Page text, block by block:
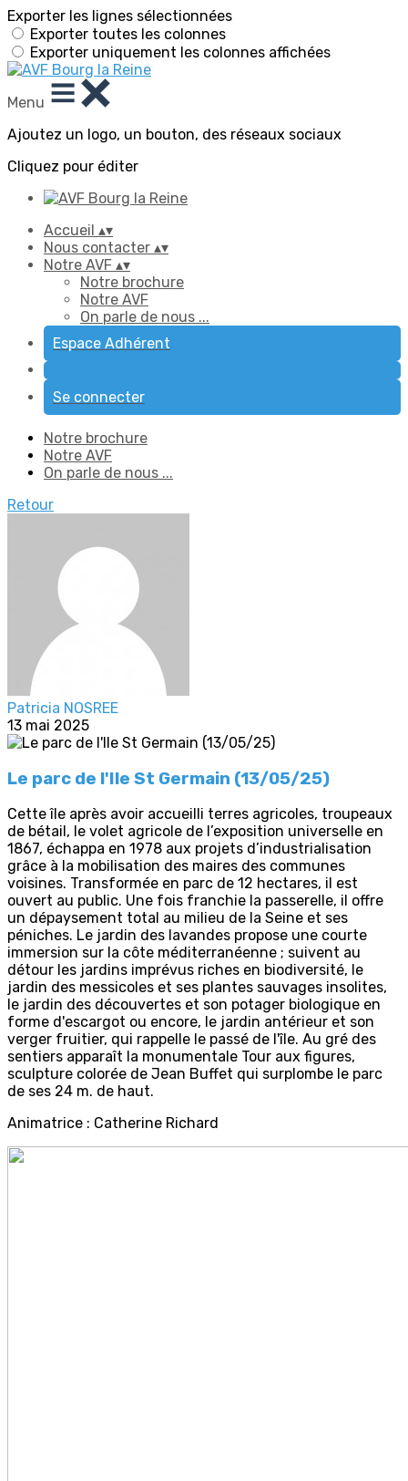
Exporter les lignes sélectionnées
Exporter toutes les colonnes
Exporter uniquement les colonnes affichées
Menu
Ajoutez un logo, un bouton, des réseaux sociaux
Cliquez pour éditer
Accueil ▴▾
Nous contacter ▴▾
Notre AVF ▴▾
Notre brochure
Notre AVF
On parle de nous ...
Espace Adhérent
Se connecter
Notre brochure
Notre AVF
On parle de nous ...
Retour
Patricia NOSREE
13 mai 2025
Le parc de l'Ile St Germain (13/05/25)
Cette île après avoir accueilli terres agricoles, troupeaux
de bétail, le volet agricole de l’exposition universelle en
1867, échappa en 1978 aux projets d’industrialisation
grâce à la mobilisation des maires des communes
voisines. Transformée en parc de 12 hectares, il est
ouvert au public. Une fois franchie la passerelle, il offre
un dépaysement total au milieu de la Seine et ses
péniches. Le jardin des lavandes propose une courte
immersion sur la côte méditerranéenne ; suivent au
détour les jardins imprévus riches en biodiversité, le
jardin des messicoles et ses plantes sauvages insolites,
le jardin des découvertes et son potager biologique en
forme d'escargot ou encore, le jardin antérieur et son
verger fruitier, qui rappelle le passé de l'île. Au gré des
sentiers apparaît la monumentale Tour aux figures,
sculpture colorée de Jean Buffet qui surplombe le parc
de ses 24 m. de haut.
Animatrice : Catherine Richard